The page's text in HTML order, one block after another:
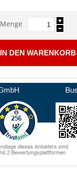
Menge
IN DEN WARENKORB